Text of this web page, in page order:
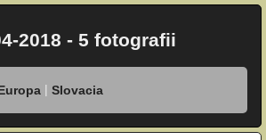
2018 - 5 fotografii
| Slovacia